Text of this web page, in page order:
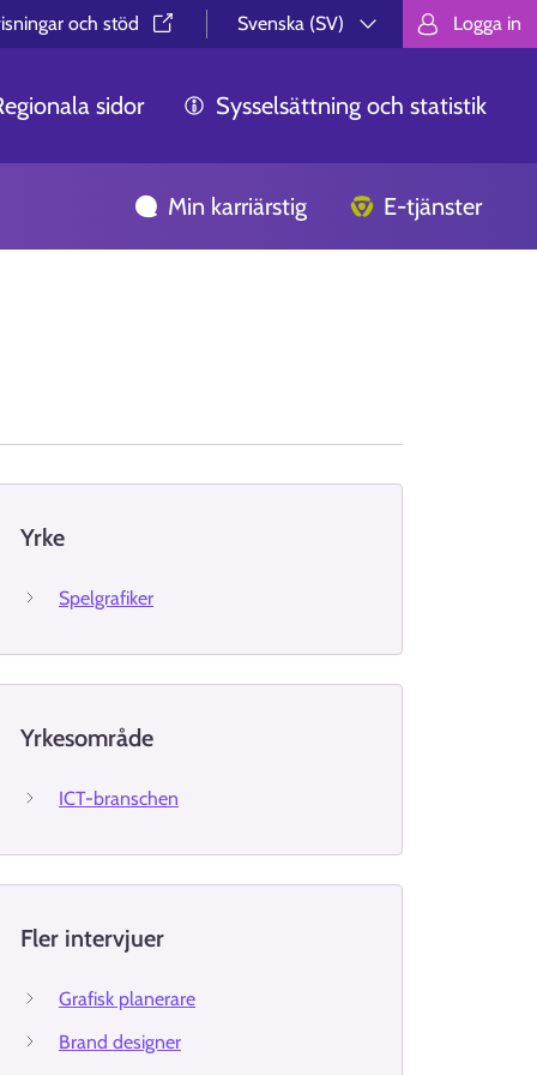
och stöd⁠
Svenska (SV)
Välj språk.
Logga in
sidor Sysselsättning och statistik
Min karriärstig E-tjänster
Yrke
Spelgrafiker
Yrkesområde
ICT-branschen
Fler intervjuer
Grafisk planerare
Brand designer